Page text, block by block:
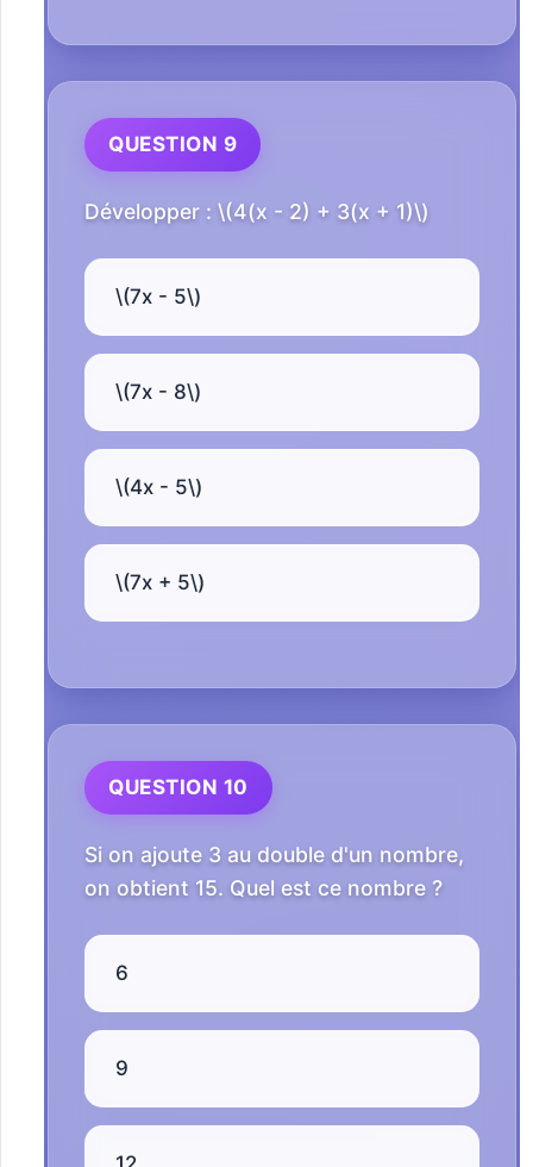
QUESTION 9
Développer : \(4(x - 2) + 3(x + 1)\)
\(7x - 5\)
\(7x - 8\)
\(4x - 5\)
\(7x + 5\)
QUESTION 10
Si on ajoute 3 au double d'un nombre,
on obtient 15. Quel est ce nombre ?
6
9